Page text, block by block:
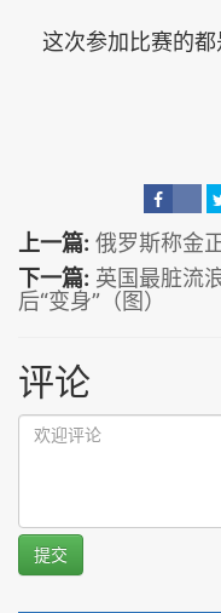
这次参加比赛的都
上一篇: 俄罗斯称金
下一篇: 英国最脏流
后“变身”（图）
评论
提交